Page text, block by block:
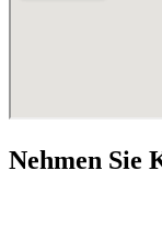
Nehmen Sie